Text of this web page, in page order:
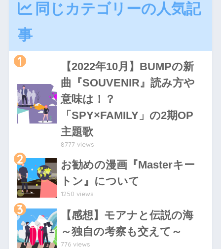
同じカテゴリーの人気記
事
1
【2022年10月】BUMPの新
曲『SOUVENIR』読み方や
意味は！？
「SPY×FAMILY」の2期OP
主題歌
8777 views
2
お勧めの漫画『Masterキー
トン』について
1250 views
3
【感想】モアナと伝説の海
～独自の考察も交えて～
776 views